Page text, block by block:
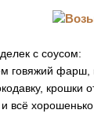
с соусом:
говяжий фарш,
крошки
всё